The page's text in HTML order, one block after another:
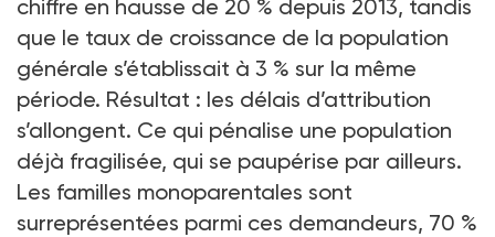
chiffre en hausse de 20 % depuis 2013, tandis
que le taux de croissance de la population
générale s’établissait à 3 % sur la même
période. Résultat : les délais d’attribution
s’allongent. Ce qui pénalise une population
déjà fragilisée, qui se paupérise par ailleurs.
Les familles monoparentales sont
surreprésentées parmi ces demandeurs, 70 %